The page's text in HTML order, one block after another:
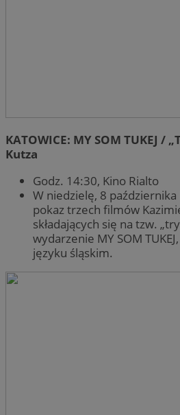
KATOWICE: MY SOM TUKEJ /
Kutza
Godz. 14:30, Kino Rialto
W niedzielę, 8 października
pokaz trzech filmów
składających się na tzw.
wydarzenie MY SOM
języku śląskim.